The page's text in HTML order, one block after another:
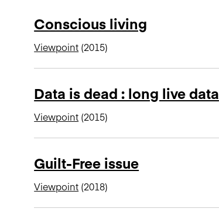
Conscious living
Viewpoint (2015)
Data is dead : long live data
Viewpoint (2015)
Guilt-Free issue
Viewpoint (2018)